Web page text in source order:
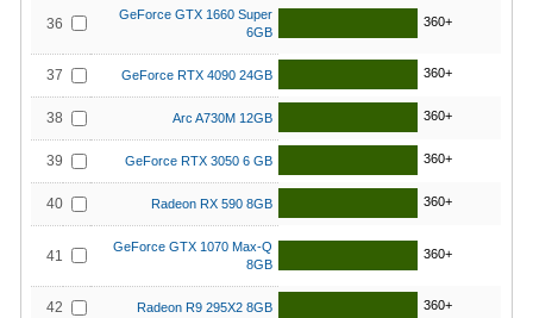
36
GeForce GTX 1660 Super
6GB
360+
37 GeForce RTX 4090 24GB 360+
38 Arc A730M 12GB 360+
39 GeForce RTX 3050 6 GB 360+
40 Radeon RX 590 8GB 360+
41
GeForce GTX 1070 Max-Q
8GB
360+
42 Radeon R9 295X2 8GB 360+